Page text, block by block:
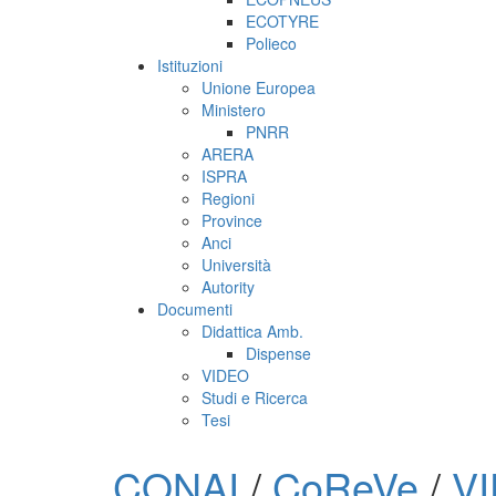
ECOTYRE
Polieco
Istituzioni
Unione Europea
Ministero
PNRR
ARERA
ISPRA
Regioni
Province
Anci
Università
Autority
Documenti
Didattica Amb.
Dispense
VIDEO
Studi e Ricerca
Tesi